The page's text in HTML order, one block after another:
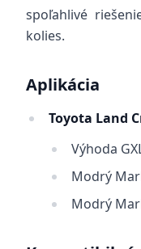
spoľahlivé
kolies.
Aplikácia
Toyota Land
Výhoda
Modrý
Modrý